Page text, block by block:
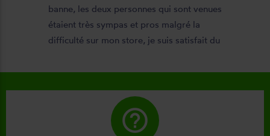
banne, les deux personnes qui sont venues
étaient très sympas et pros malgré la
difficulté sur mon store, je suis satisfait du
opération, devis, commande, délai qualité
help_outline